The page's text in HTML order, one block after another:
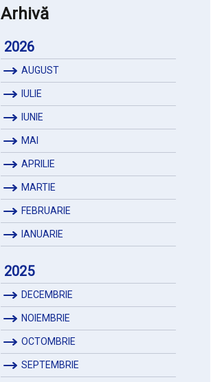
Arhivă
2026
AUGUST
IULIE
IUNIE
MAI
APRILIE
MARTIE
FEBRUARIE
IANUARIE
2025
DECEMBRIE
NOIEMBRIE
OCTOMBRIE
SEPTEMBRIE